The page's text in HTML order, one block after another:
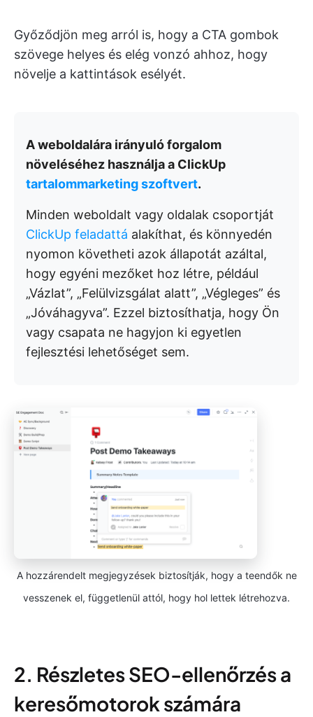
Győződjön meg arról is, hogy a CTA gombok
szövege helyes és elég vonzó ahhoz, hogy
növelje a kattintások esélyét.
A weboldalára irányuló forgalom
növeléséhez használja a ClickUp
tartalommarketing szoftvert.
Minden weboldalt vagy oldalak csoportját
ClickUp feladattá alakíthat, és könnyedén
nyomon követheti azok állapotát azáltal,
hogy egyéni mezőket hoz létre, például
„Vázlat”, „Felülvizsgálat alatt”, „Végleges” és
„Jóváhagyva”. Ezzel biztosíthatja, hogy Ön
vagy csapata ne hagyjon ki egyetlen
fejlesztési lehetőséget sem.
A hozzárendelt megjegyzések biztosítják, hogy a teendők ne
vesszenek el, függetlenül attól, hogy hol lettek létrehozva.
2. Részletes SEO-ellenőrzés a
keresőmotorok számára